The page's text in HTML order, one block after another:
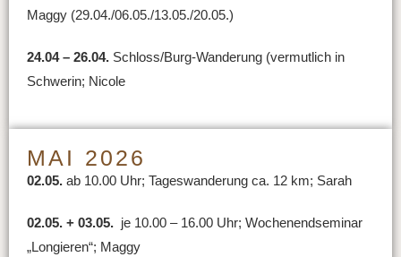
Maggy (29.04./06.05./13.05./20.05.)
24.04 – 26.04. Schloss/Burg-Wanderung (vermutlich in
Schwerin; Nicole
MAI 2026
02.05. ab 10.00 Uhr; Tageswanderung ca. 12 km; Sarah
02.05. + 03.05. je 10.00 – 16.00 Uhr; Wochenendseminar
„Longieren“; Maggy